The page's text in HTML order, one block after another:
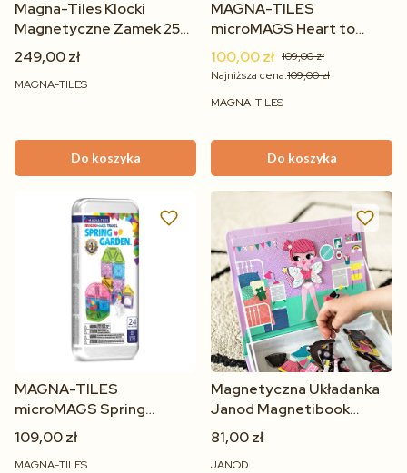
Magna-Tiles Klocki
Magnetyczne Zamek 25
Elementów – Figurka
Smoka, Most Zwodzony
3+
249,00 zł
MAGNA-TILES
Do koszyka
MAGNA-TILES
microMAGS Heart to
Heart Travel Set 26
elementów dla dzieci 3+
100,00 zł 109,00 zł
Najniższa cena:109,00 zł
MAGNA-TILES
Do koszyka
MAGNA-TILES
microMAGS Spring
Garden Travel 24 el. –
Klocki Magnetyczne 3+
109,00 zł
MAGNA-TILES
Magnetyczna Układanka
Janod Magnetibook
Kostiumy Dziewczynka 3+
55 el.
81,00 zł
JANOD